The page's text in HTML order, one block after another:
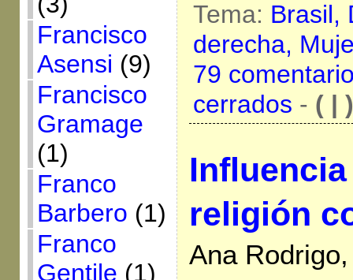
Francisco
Asensi (9)
Francisco
Gramage
(1)
Franco
Barbero (1)
Franco
Gentile (1)
Tema: Brasil,
derecha,
79
cerrados - ( | )
religión
Ana